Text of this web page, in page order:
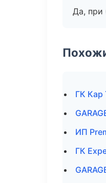
Да, при
ГК Кар
ИП
ГК